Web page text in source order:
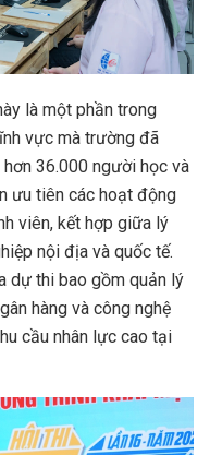
là một phần trong
vực mà trường đã
36.000 người học và
ưu tiên các hoạt động
viên, kết hợp giữa lý
nội địa và quốc tế.
dự thi bao gồm quản lý
hàng và công nghệ
cầu nhân lực cao tại